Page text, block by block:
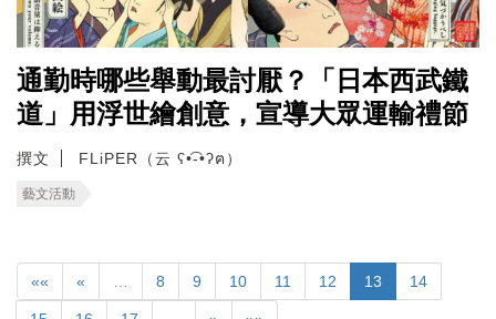
通勤時哪些舉動最討厭？「日本西武鐵
道」用浮世繪創意，宣導大眾運輸禮節
撰文 FLiPER（云 ʕ•͡-•ʔฅ）
藝文活動
«« « 8 9 10 11 12 13 14